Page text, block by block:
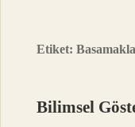
Etiket:
Bilimsel